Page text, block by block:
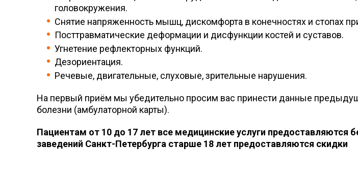
головокружения.
Снятие напряженность мышц, дискомфорта в конечностях и стопах
Посттравматические деформации и дисфункции костей и суставов.
Угнетение рефлекторных функций.
Дезориентация.
Речевые, двигательные, слуховые, зрительные нарушения.
На первый приём мы убедительно просим вас принести данные
болезни (амбулаторной карты).
Пациентам от 10 до 17 лет все медицинские услуги
заведений Санкт-Петербурга старше 18 лет предоставляются скидки